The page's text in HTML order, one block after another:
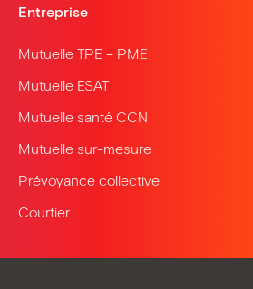
Entreprise
Mutuelle TPE – PME
Mutuelle ESAT
Mutuelle santé CCN
Mutuelle sur-mesure
Prévoyance collective
Courtier